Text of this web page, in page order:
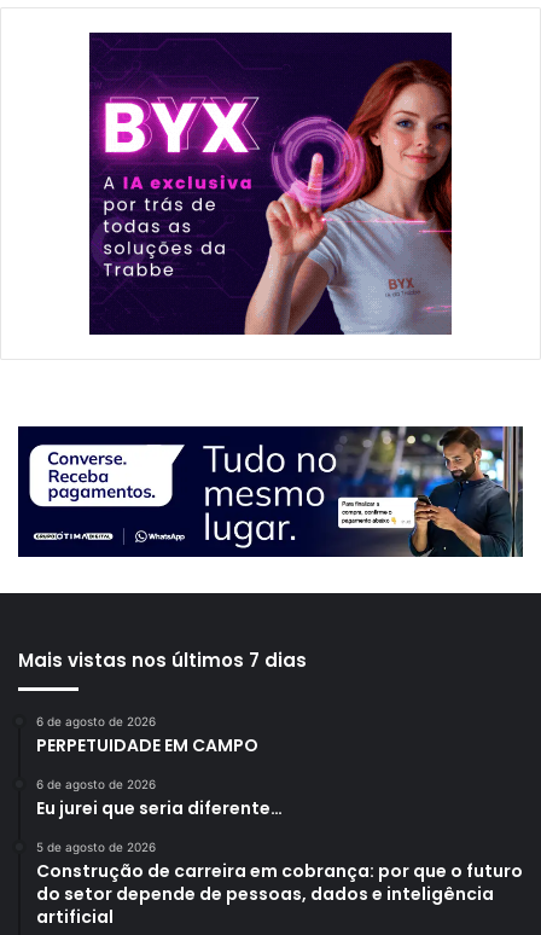
Mais vistas nos últimos 7 dias
6 de agosto de 2026
PERPETUIDADE EM CAMPO
6 de agosto de 2026
Eu jurei que seria diferente…
5 de agosto de 2026
Construção de carreira em cobrança: por que o futuro
do setor depende de pessoas, dados e inteligência
artificial